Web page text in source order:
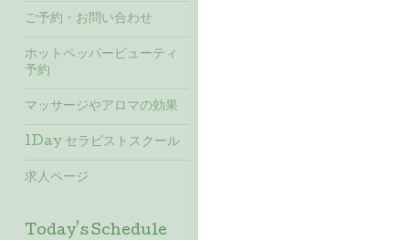
ご予約・お問い合わせ
ホットペッパービューティ
予約
マッサージやアロマの効果
1Day セラピストスクール
求人ページ
Today's Schedule